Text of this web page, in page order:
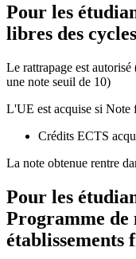
Pour les
libres des
Le rattrapage est autorisé
une note seuil de 10)
L'UE est acquise si Note
Crédits ECTS
La note obtenue rentre
Pour les
Programme de
établissements